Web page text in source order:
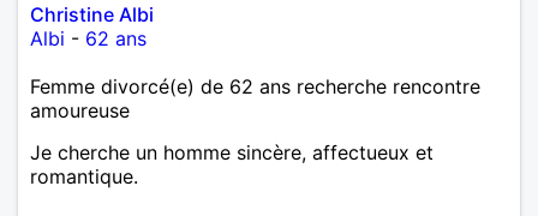
Christine Albi
Albi - 62 ans
Femme divorcé(e) de 62 ans recherche rencontre
amoureuse
Je cherche un homme sincère, affectueux et
romantique.